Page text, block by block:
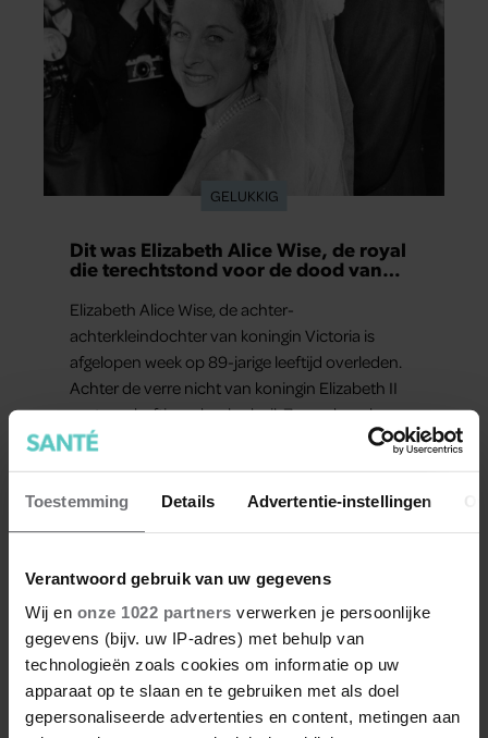
Toestemming Details Advertentie-instellingen
Verantwoord gebruik van uw gegevens
Wij en onze 1022 partners verwerken je persoonlijke
gegevens (bijv. uw IP-adres) met behulp van
technologieën zoals cookies om informatie op uw
apparaat op te slaan en te gebruiken met als doel
gepersonaliseerde advertenties en content, metingen aan
GELUKKIG
Dit was Elizabeth Alice Wise, de royal
die terechtstond voor de dood van
Elizabeth Alice Wise, de achter-
achterkleindochter van koningin Victoria is
afgelopen week op 89-jarige leeftijd overleden.
Achter de verre nicht van koningin Elizabeth II
gaat een heftig verhaal schuil. Zo zag haar leven
eruit.